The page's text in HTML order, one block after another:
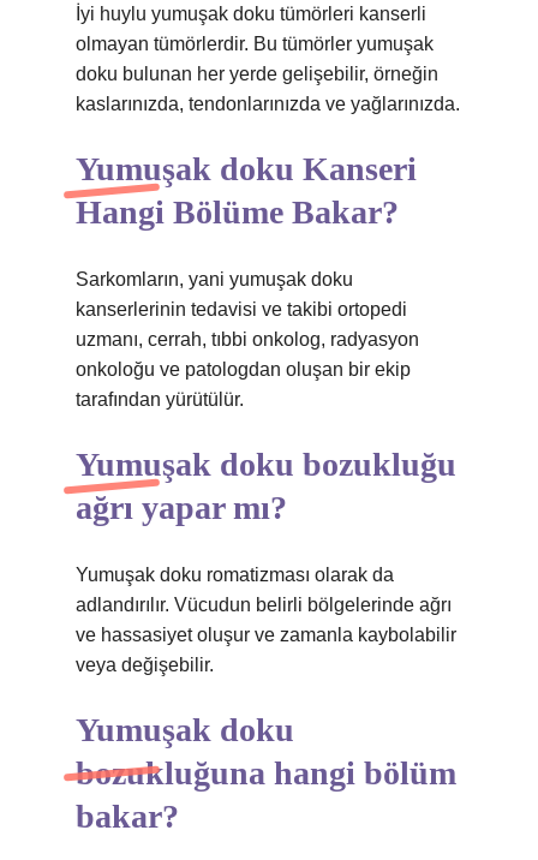
İyi huylu yumuşak doku tümörleri kanserli
olmayan tümörlerdir. Bu tümörler yumuşak
doku bulunan her yerde gelişebilir, örneğin
kaslarınızda, tendonlarınızda ve yağlarınızda.
Yumuşak doku Kanseri
Hangi Bölüme Bakar?
Sarkomların, yani yumuşak doku
kanserlerinin tedavisi ve takibi ortopedi
uzmanı, cerrah, tıbbi onkolog, radyasyon
onkoloğu ve patologdan oluşan bir ekip
tarafından yürütülür.
Yumuşak doku bozukluğu
ağrı yapar mı?
Yumuşak doku romatizması olarak da
adlandırılır. Vücudun belirli bölgelerinde ağrı
ve hassasiyet oluşur ve zamanla kaybolabilir
veya değişebilir.
Yumuşak doku
bozukluğuna hangi bölüm
bakar?